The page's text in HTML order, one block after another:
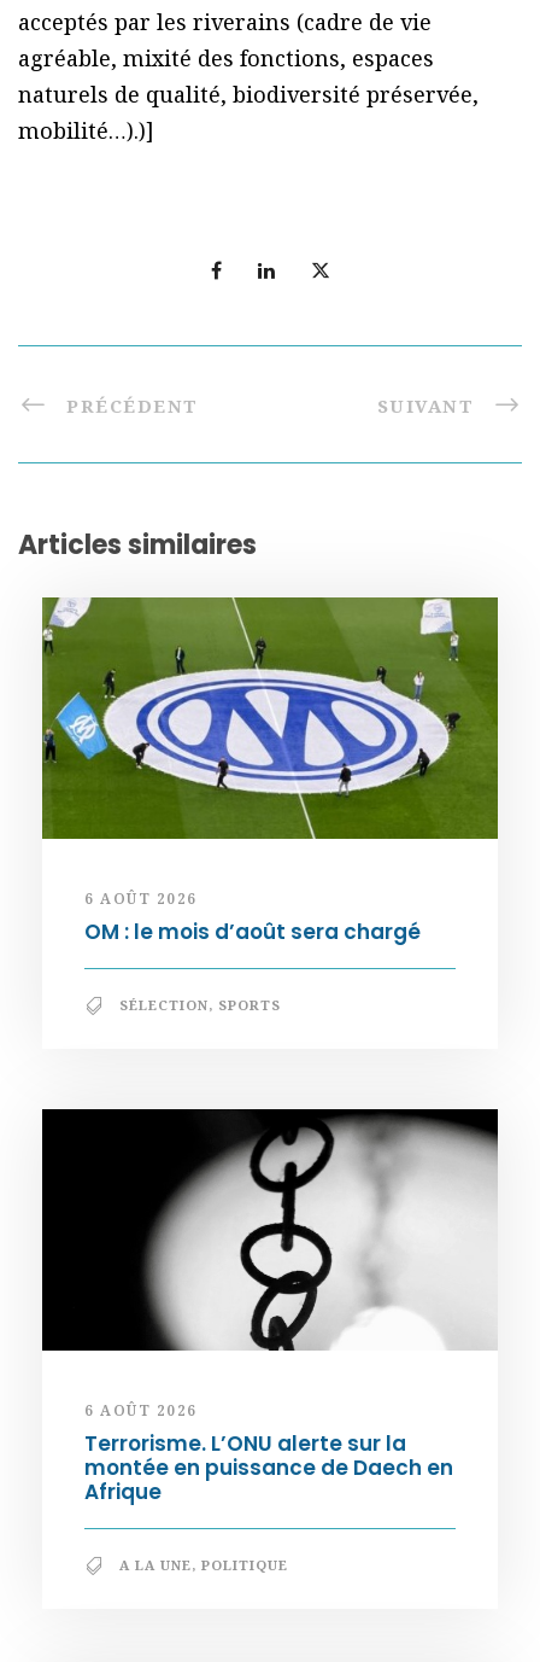
acceptés par les riverains (cadre de vie
agréable, mixité des fonctions, espaces
naturels de qualité, biodiversité préservée,
mobilité…).)]
PRÉCÉDENT SUIVANT
Articles similaires
6 AOÛT 2026
OM : le mois d’août sera chargé
SÉLECTION, SPORTS
6 AOÛT 2026
Terrorisme. L’ONU alerte sur la
montée en puissance de Daech en
Afrique
A LA UNE, POLITIQUE